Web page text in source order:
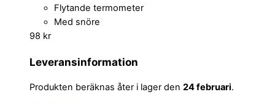
Flytande termometer
Med snöre
98 kr
Leveransinformation
Produkten beräknas åter i lager den 24 februari.